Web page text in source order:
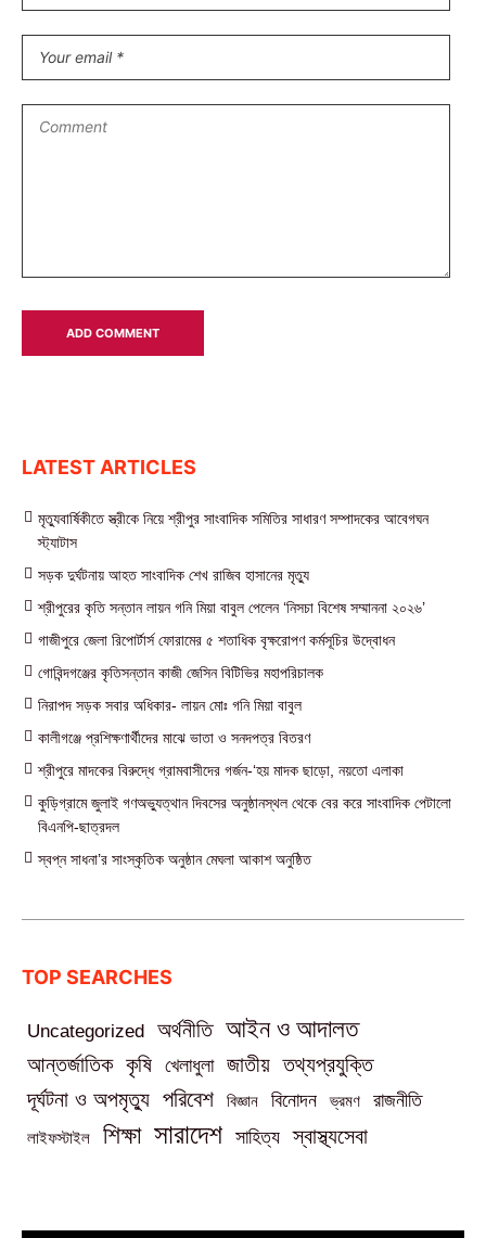
LATEST ARTICLES
মৃত্যুবার্ষিকীতে স্ত্রীকে নিয়ে শ্রীপুর সাংবাদিক সমিতির সাধারণ সম্পাদকের আবেগঘন
স্ট্যাটাস
সড়ক দুর্ঘটনায় আহত সাংবাদিক শেখ রাজিব হাসানের মৃত্যু
শ্রীপুরের কৃতি সন্তান লায়ন গনি মিয়া বাবুল পেলেন ‘নিসচা বিশেষ সম্মাননা ২০২৬’
গাজীপুরে জেলা রিপোর্টার্স ফোরামের ৫ শতাধিক বৃক্ষরোপণ কর্মসূচির উদ্বোধন
গোবিন্দগঞ্জের কৃতিসন্তান কাজী জেসিন বিটিভির মহাপরিচালক
নিরাপদ সড়ক সবার অধিকার- লায়ন মোঃ গনি মিয়া বাবুল
কালীগঞ্জে প্রশিক্ষণার্থীদের মাঝে ভাতা ও সনদপত্র বিতরণ
শ্রীপুরে মাদকের বিরুদ্ধে গ্রামবাসীদের গর্জন-‘হয় মাদক ছাড়ো, নয়তো এলাকা
কুড়িগ্রামে জুলাই গণঅভ্যুত্থান দিবসের অনুষ্ঠানস্থল থেকে বের করে সাংবাদিক পেটালো
বিএনপি-ছাত্রদল
স্বপ্ন সাধনা’র সাংস্কৃতিক অনুষ্ঠান মেঘলা আকাশ অনুষ্ঠিত
TOP SEARCHES
Uncategorized অর্থনীতি আইন ও আদালত
আন্তর্জাতিক কৃষি খেলাধুলা জাতীয় তথ্যপ্রযুক্তি
দূর্ঘটনা ও অপমৃত্যু পরিবেশ বিজ্ঞান বিনোদন ভ্রমণ রাজনীতি
লাইফস্টাইল শিক্ষা সারাদেশ সাহিত্য স্বাস্থ্যসেবা